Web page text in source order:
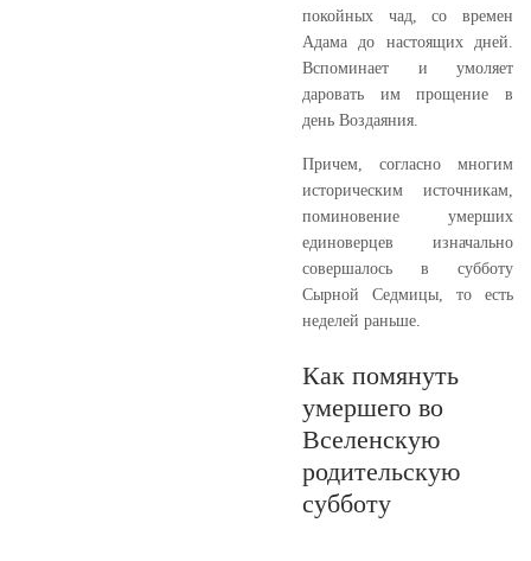
покойных чад, со времен
Адама до настоящих дней.
Вспоминает и умоляет
даровать им прощение в
день Воздаяния.
Причем, согласно многим
историческим источникам,
поминовение умерших
единоверцев изначально
совершалось в субботу
Сырной Седмицы, то есть
неделей раньше.
Как помянуть
умершего во
Вселенскую
родительскую
субботу